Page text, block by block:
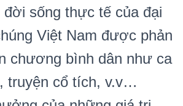
đời sống thực tế của đại
Việt Nam được phản
chương bình dân như ca
truyện cổ tích, v.v…